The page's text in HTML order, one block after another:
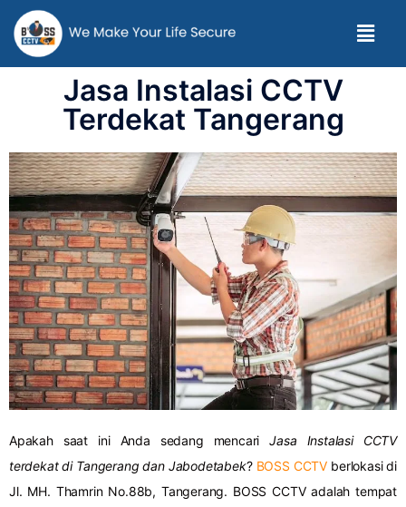
Jasa Instalasi CCTV
Terdekat Tangerang
Apakah saat ini Anda sedang mencariJasa Instalasi CCTV
terdekat di Tangerang dan Jabodetabek? BOSS CCTV berlokasi di
Jl. MH. Thamrin No.88b, Tangerang. BOSS CCTV adalah tempat